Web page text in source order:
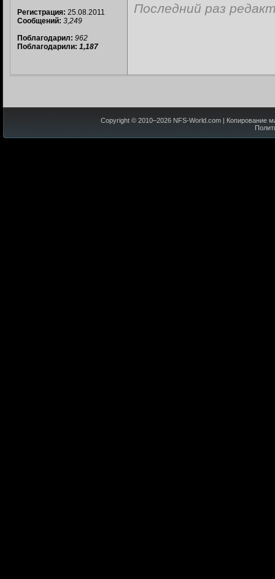
Регистрация: 25.08.2011
Сообщений: 3,249
Поблагодарил: 962
Поблагодарили: 1,187
Последний раз
Copyright © 2010–2026 NFS-World.com | Копирование